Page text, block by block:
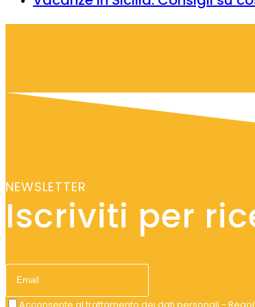
NEWSLETTER
Iscriviti per